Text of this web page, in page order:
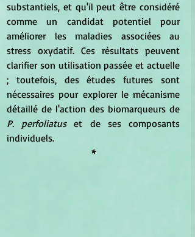
substantiels, et qu'il peut être considéré
comme un candidat potentiel pour
améliorer les maladies associées au
stress oxydatif. Ces résultats peuvent
clarifier son utilisation passée et actuelle
; toutefois, des études futures sont
nécessaires pour explorer le mécanisme
P. perfoliatus et de ses composants
individuels.
*